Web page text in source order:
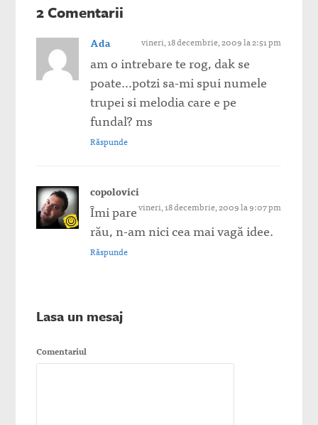
2 Comentarii
Ada vineri, 18 decembrie, 2009 la 2:51 pm
am o intrebare te rog, dak se
poate…potzi sa-mi spui numele
trupei si melodia care e pe
fundal? ms
Răspunde
copolovici
vineri, 18 decembrie, 2009 la 9:07 pm
Îmi pare
rău, n-am nici cea mai vagă idee.
Răspunde
Lasa un mesaj
Comentariul